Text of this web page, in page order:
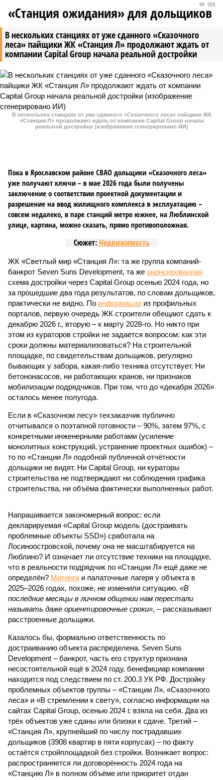
В нескольких станциях от уже сданного «Сказочного
леса» пайщики ЖК «Станция Л» продолжают ждать от
компании Capital Group начала реальной достройки
359
«Станция ожидания» для дольщиков
В нескольких станциях от уже сданного «Сказочного леса» пайщики ЖК
«Станция Л» продолжают ждать от компании Capital Group начала
реальной достройки (изображение сгенерировано ИИ)
Пока в Ярославском районе СВАО дольщики «Сказочного леса»
уже получают ключи – в мае 2026 года были получены
заключение о соответствии проектной документации и
разрешение на ввод жилищного комплекса в эксплуатацию –
совсем недалеко, в паре станций метро южнее, на Люблинской
улице, картина, можно сказать, прямо противоположная.
Сюжет: Недвижимость
ЖК «Светлый мир «Станция Л»: та же группа компаний-
банкрот Seven Suns Development, та же анонсированная
схема достройки через Capital Group осенью 2024 года, но
за прошедшие два года результатов, по словам дольщиков,
практически не видно. По информации из профильных
порталов, первую очередь ЖК строители обещают сдать к
декабрю 2026 г., вторую – к марту 2028-го. Но никто при
этом из кураторов стройки не задается вопросом: как эти
сроки должны материализоваться? На строительной
площадке, по свидетельствам дольщиков, регулярно
бывающих у забора, какая-либо техника отсутствует. Ни
бетононасосов, ни работающих кранов, ни признаков
мобилизации подрядчиков. При том, что до «декабря 2026»
осталось менее полугода.
Если в «Сказочном лесу» техзаказчик публично
отчитывался о поэтапной готовности – 90%, затем 97%, с
конкретными инженерными работами (усиление
монолитных конструкций, устранение проектных ошибок) –
то по «Станции Л» подобной публичной отчётности
дольщики не видят. Ни Capital Group, ни кураторы
строительства не подтверждают ни соблюдения графика
строительства, ни объёма фактически выполненных работ.
Напрашивается закономерный вопрос: если
декларируемая «Capital Group модель (достраивать
проблемные объекты SSD») сработала на
Лосиноостровской, почему она не масштабируется на
Люблино? И означает ли отсутствие техники на площадке,
что в реальности подрядчик по «Станции Л» ещё даже не
определён? Митинги и палаточные лагеря у объекта в
2025–2026 годах, похоже, не изменили ситуацию. «В
последние месяцы в личном общении нам перестали
называть даже ориентировочные сроки», – рассказывают
расстроенные дольщики.
Казалось бы, формально ответственность по
достраиванию объекта распределена. Seven Suns
Development – банкрот, часть его структур признана
несостоятельной ещё в 2024 году, бенефициар компании
находится под следствием по ст. 200.3 УК РФ. Достройку
проблемных объектов группы – «Станции Л», «Сказочного
леса» и «В стремлении к свету», согласно информации на
сайтах Capital Group, осенью 2024 г. взяла на себя. Два из
трёх объектов уже сданы или близки к сдаче. Третий –
«Станция Л», крупнейший по числу пострадавших
дольщиков (3908 квартир в пяти корпусах) – по факту
остаётся стройплощадкой без стройки. Возникает вопрос:
распространяется ли договорённость 2024 года на
«Станцию Л» в полном объёме или приоритет отдан